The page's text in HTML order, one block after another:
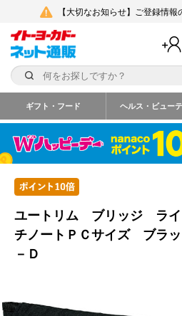
【大切なお知らせ】ご登録情
ギフト・フード ヘルス・ビュー
ユートリム ブリッジ ラ
チノートＰＣサイズ ブラ
－Ｄ